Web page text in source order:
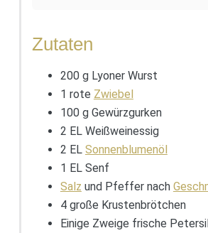
Zutaten
200 g Lyoner Wurst
1 rote Zwiebel
100 g Gewürzgurken
2 EL Weißweinessig
2 EL Sonnenblumenöl
1 EL Senf
Salz und Pfeffer nach
4 große Krustenbrötchen
Einige Zweige frische